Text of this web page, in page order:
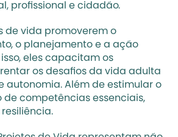
profissional e cidadão.
de vida promoverem o
o planejamento e a ação
eles capacitam os
os desafios da vida adulta
autonomia. Além de estimular o
de competências essenciais,